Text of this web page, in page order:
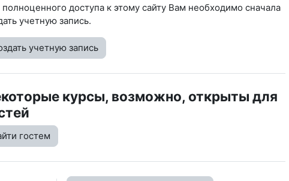
доступа к этому сайту Вам необходимо сначала
учетную запись.
учетную запись
курсы, возможно, открыты для
гостем